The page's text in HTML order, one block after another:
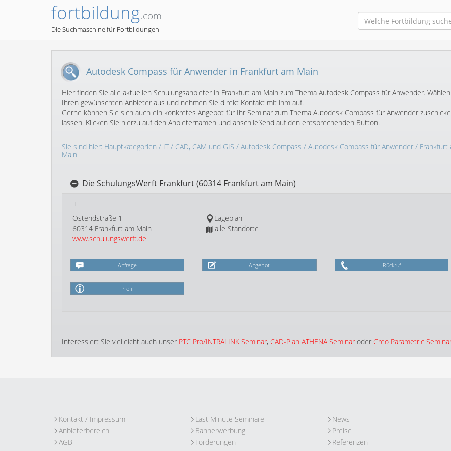
fortbildung.com
Die Suchmaschine für Fortbildungen
Autodesk Compass für Anwender in Frankfurt am Main
Hier finden Sie alle aktuellen Schulungsanbieter in Frankfurt am Main zum Thema Autodesk Compass für Anwender.
Ihren gewünschten Anbieter aus und nehmen Sie direkt Kontakt mit ihm auf.
Gerne können Sie sich auch ein konkretes Angebot für Ihr Seminar zum Thema Autodesk Compass für Anwender
lassen. Klicken Sie hierzu auf den Anbieternamen und anschließend auf den entsprechenden Button.
Sie sind hier: Hauptkategorien / IT/ CAD, CAM und GIS / Autodesk Compass / Autodesk Compass für Anwender / Frankfurt
Main
Die SchulungsWerft Frankfurt (60314 Frankfurt am Main)
IT
Ostendstraße 1
60314 Frankfurt am Main
www.schulungswerft.de
Lageplan
alle Standorte
Anfrage Angebot Rückruf
Profil
Interessiert Sie vielleicht auch unser PTC Pro/INTRALINK Seminar, CAD-Plan ATHENA Seminar oder Creo Parametric
Kontakt / Impressum
Anbieterbereich
AGB
Last Minute Seminare
Bannerwerbung
Förderungen
News
Preise
Referenzen